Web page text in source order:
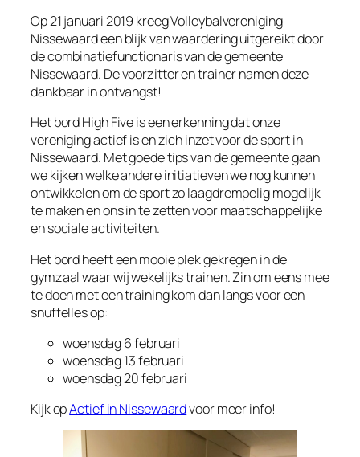
Op 21 januari 2019 kreeg Volleybalvereniging
Nissewaard een blijk van waardering uitgereikt door
de combinatiefunctionaris van de gemeente
Nissewaard. De voorzitter en trainer namen deze
dankbaar in ontvangst!
Het bord High Five is een erkenning dat onze
vereniging actief is en zich inzet voor de sport in
Nissewaard. Met goede tips van de gemeente gaan
we kijken welke andere initiatieven we nog kunnen
ontwikkelen om de sport zo laagdrempelig mogelijk
te maken en ons in te zetten voor maatschappelijke
en sociale activiteiten.
Het bord heeft een mooie plek gekregen in de
gymzaal waar wij wekelijks trainen. Zin om eens mee
te doen met een training kom dan langs voor een
snuffelles op:
woensdag 6 februari
woensdag 13 februari
woensdag 20 februari
Kijk opActief in Nissewaardvoor meer info!